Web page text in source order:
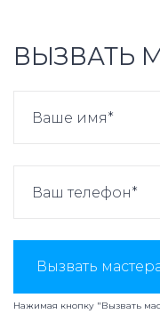
ВЫЗВАТЬ
Вызвать
Нажимая кнопку "Вызвать